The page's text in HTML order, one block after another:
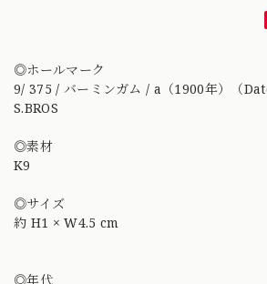
◎ホールマーク
9/ 375 / バーミンガム / a（1900年）（
S.BROS
◎素材
K9
◎サイズ
約 H1 × W4.5 cm
◎年代